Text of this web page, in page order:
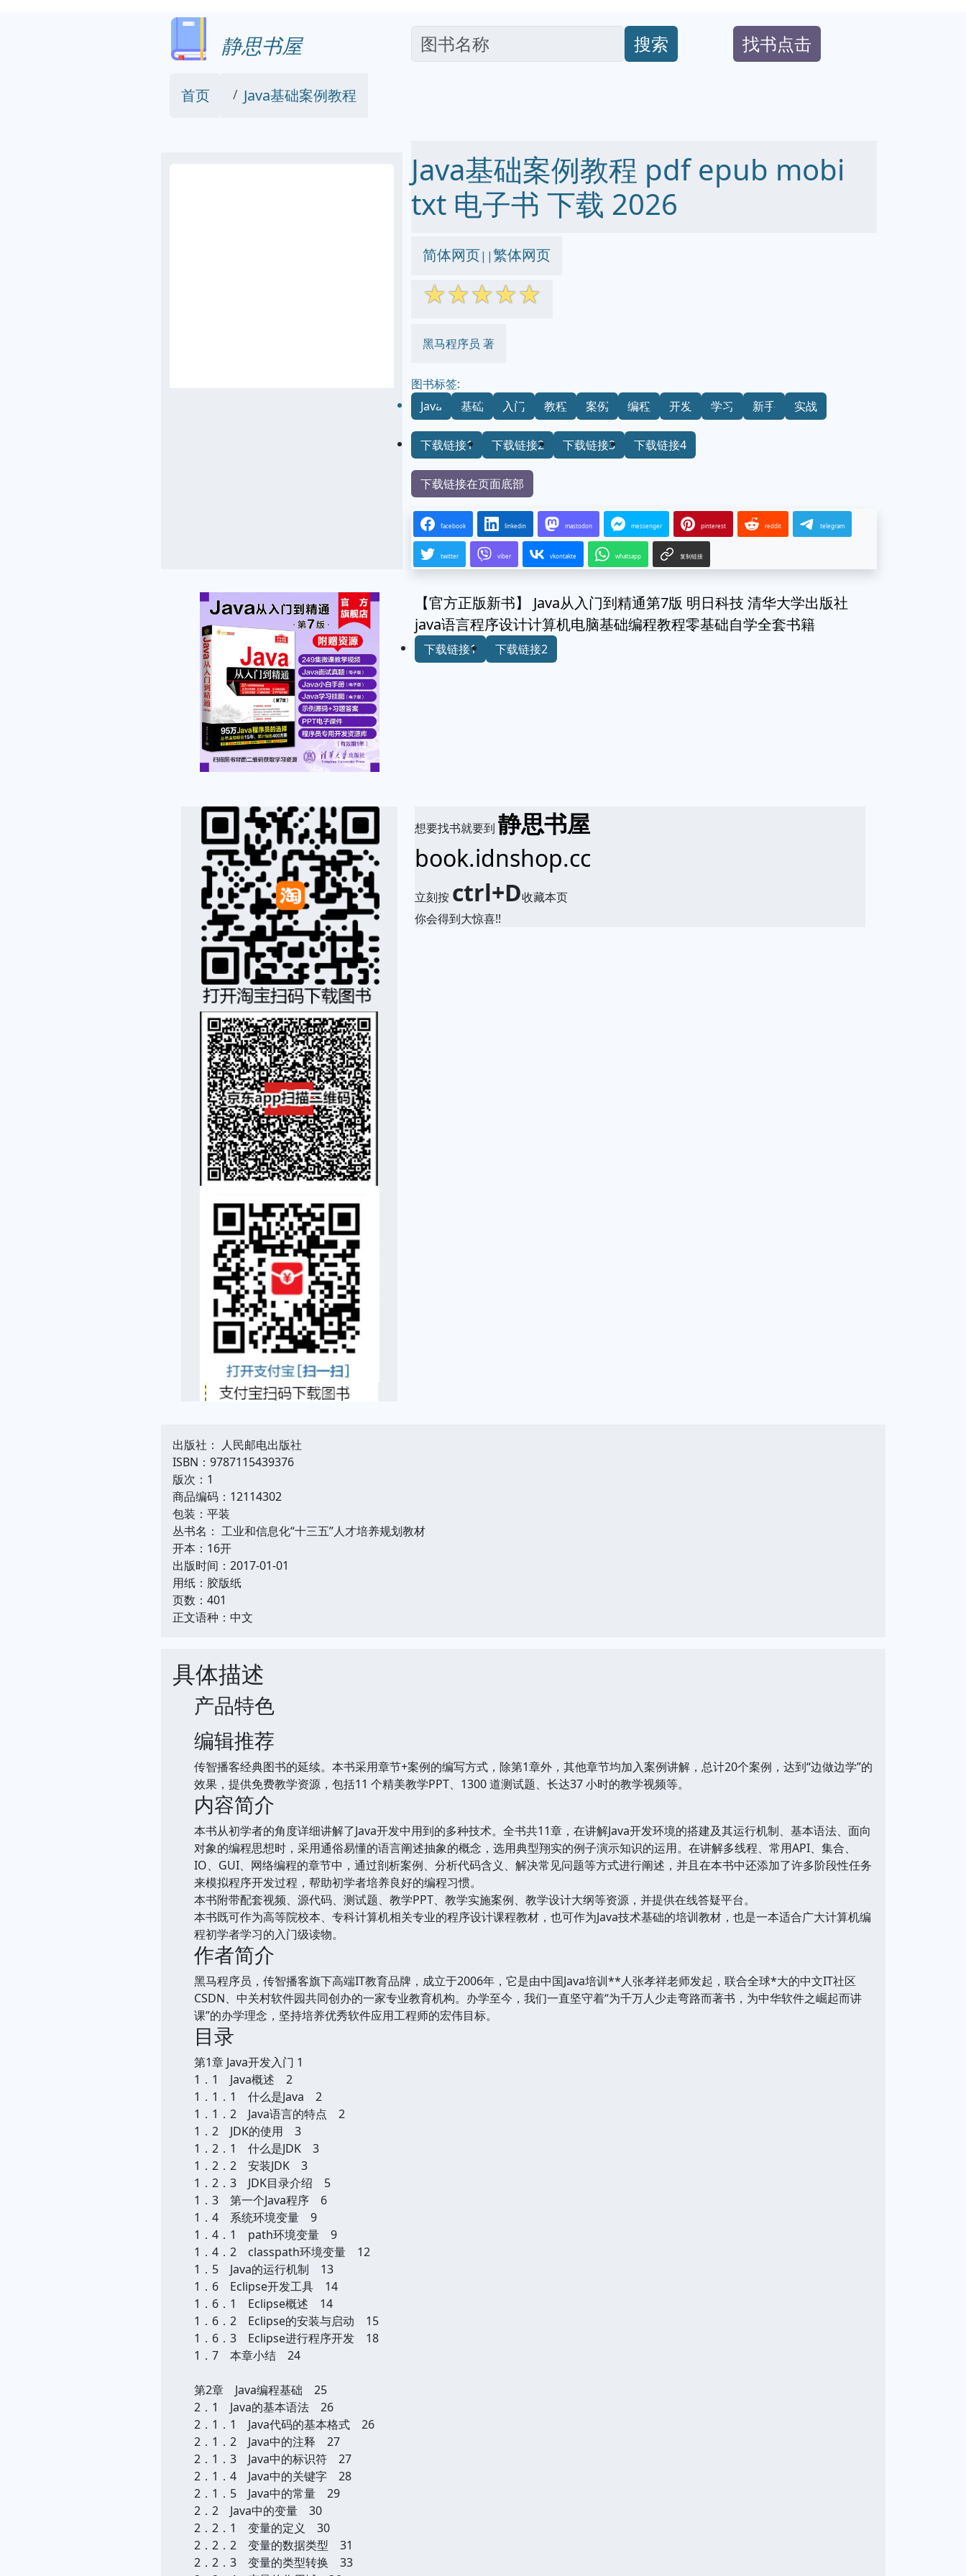
静思书屋 搜索 找书点击
首页 Java基础案例教程
Java基础案例教程 pdf epub mobi
txt 电子书 下载 2026
简体网页||繁体网页
☆☆☆☆☆
黑马程序员 著
图书标签:
Java
基础 入门 教程 案例 编程 开发 学习 新手 实战
下载链接1 下载链接2 下载链接3 下载链接4
下载链接在页面底部
facebook linkedin mastodon messenger pinterest reddit telegram
twitter viber vkontakte whatsapp 复制链接
【官方正版新书】 Java从入门到精通第7版 明日科技 清华大学出版社
java语言程序设计计算机电脑基础编程教程零基础自学全套书籍
下载链接1 下载链接2
想要找书就要到静思书屋
book.idnshop.cc
立刻按 ctrl+D收藏本页
你会得到大惊喜!!
出版社： 人民邮电出版社
ISBN：9787115439376
版次：1
商品编码：12114302
包装：平装
丛书名： 工业和信息化“十三五”人才培养规划教材
开本：16开
出版时间：2017-01-01
用纸：胶版纸
页数：401
正文语种：中文
具体描述
产品特色
编辑推荐
传智播客经典图书的延续。本书采用章节+案例的编写方式，除第1章外，其他章节均加入案例讲解，总计20个案例，达到“边做边学”的
效果，提供免费教学资源，包括11 个精美教学PPT、1300 道测试题、长达37 小时的教学视频等。
内容简介
本书从初学者的角度详细讲解了Java开发中用到的多种技术。全书共11章，在讲解Java开发环境的搭建及其运行机制、基本语法、面向
对象的编程思想时，采用通俗易懂的语言阐述抽象的概念，选用典型翔实的例子演示知识的运用。在讲解多线程、常用API、集合、
IO、GUI、网络编程的章节中，通过剖析案例、分析代码含义、解决常见问题等方式进行阐述，并且在本书中还添加了许多阶段性任务
来模拟程序开发过程，帮助初学者培养良好的编程习惯。
本书附带配套视频、源代码、测试题、教学PPT、教学实施案例、教学设计大纲等资源，并提供在线答疑平台。
本书既可作为高等院校本、专科计算机相关专业的程序设计课程教材，也可作为Java技术基础的培训教材，也是一本适合广大计算机编
程初学者学习的入门级读物。
作者简介
黑马程序员，传智播客旗下高端IT教育品牌，成立于2006年，它是由中国Java培训**人张孝祥老师发起，联合全球*大的中文IT社区
CSDN、中关村软件园共同创办的一家专业教育机构。办学至今，我们一直坚守着“为千万人少走弯路而著书，为中华软件之崛起而讲
课”的办学理念，坚持培养优秀软件应用工程师的宏伟目标。
目录
第1章 Java开发入门 1
1．1 Java概述 2
1．1．1 什么是Java 2
1．1．2 Java语言的特点 2
1．2 JDK的使用 3
1．2．1 什么是JDK 3
1．2．2 安装JDK 3
1．2．3 JDK目录介绍 5
1．3 第一个Java程序 6
1．4 系统环境变量 9
1．4．1 path环境变量 9
1．4．2 classpath环境变量 12
1．5 Java的运行机制 13
1．6 Eclipse开发工具 14
1．6．1 Eclipse概述 14
1．6．2 Eclipse的安装与启动 15
1．6．3 Eclipse进行程序开发 18
1．7 本章小结 24
第2章 Java编程基础 25
2．1 Java的基本语法 26
2．1．1 Java代码的基本格式 26
2．1．2 Java中的注释 27
2．1．3 Java中的标识符 27
2．1．4 Java中的关键字 28
2．1．5 Java中的常量 29
2．2 Java中的变量 30
2．2．1 变量的定义 30
2．2．2 变量的数据类型 31
2．2．3 变量的类型转换 33